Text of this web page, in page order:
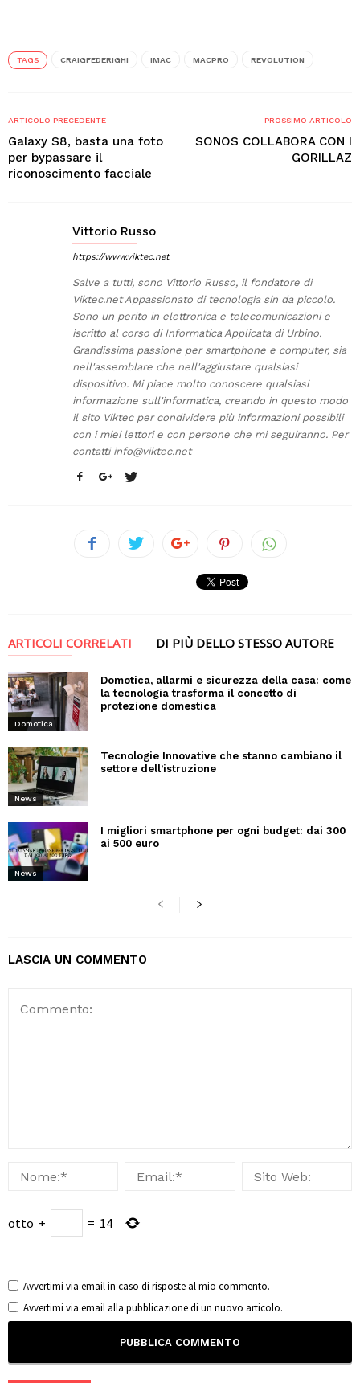
TAGS CRAIGFEDERIGHI IMAC MACPRO REVOLUTION
ARTICOLO PRECEDENTE
Galaxy S8, basta una foto
per bypassare il
riconoscimento facciale
PROSSIMO ARTICOLO
SONOS COLLABORA CON I
GORILLAZ
Vittorio Russo
https://www.viktec.net
Salve a tutti, sono Vittorio Russo, il fondatore di
Viktec.net Appassionato di tecnologia sin da piccolo.
Sono un perito in elettronica e telecomunicazioni e
iscritto al corso di Informatica Applicata di Urbino.
Grandissima passione per smartphone e computer, sia
nell'assemblare che nell'aggiustare qualsiasi
dispositivo. Mi piace molto conoscere qualsiasi
informazione sull'informatica, creando in questo modo
il sito Viktec per condividere più informazioni possibili
con i miei lettori e con persone che mi seguiranno. Per
contatti info@viktec.net
ARTICOLI CORRELATI DI PIÙ DELLO STESSO AUTORE
Domotica
Domotica, allarmi e sicurezza della casa: come
la tecnologia trasforma il concetto di
protezione domestica
News
Tecnologie Innovative che stanno cambiano il
settore dell’istruzione
News
I migliori smartphone per ogni budget: dai 300
ai 500 euro
LASCIA UN COMMENTO
otto + = 14
Avvertimi via email in caso di risposte al mio commento.
Avvertimi via email alla pubblicazione di un nuovo articolo.